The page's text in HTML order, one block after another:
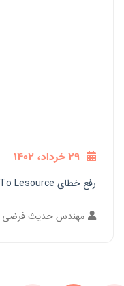
29 خرداد، 1402
رفع خطای Failed To Lesource در وردپرس
مهندس حدیث فرضی